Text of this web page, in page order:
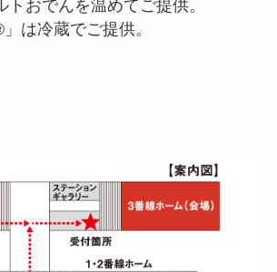
トおでんを温めてご提供。
は冷蔵でご提供。